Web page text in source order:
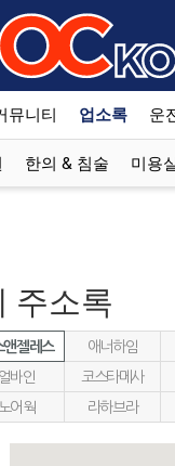
뮤니티 업소록 운
한의 & 침술 미용
주소록
앤젤레스 애너하임
얼바인 코스타메사
어웍 라하브라